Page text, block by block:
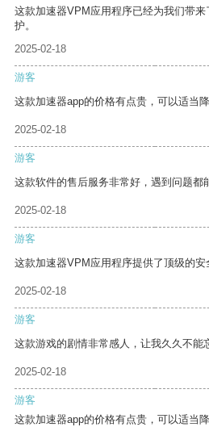
这款加速器VPM应用程序已经为我们带
护。
2025-02-18
游客
这款加速器app的价格有点贵，可以适当
2025-02-18
游客
这款软件的售后服务非常好，遇到问题都
2025-02-18
游客
这款加速器VPM应用程序提供了顶级的安
2025-02-18
游客
这款游戏的剧情非常感人，让我久久不能
2025-02-18
游客
这款加速器app的价格有点贵，可以适当